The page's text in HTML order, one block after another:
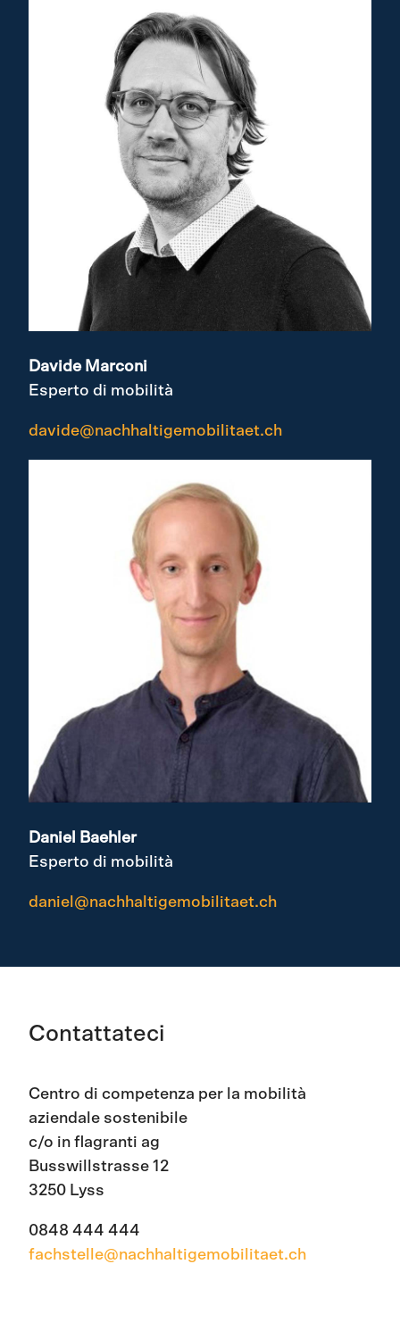
Davide Marconi
Esperto di mobilità
davide@nachhaltigemobilitaet.ch
Daniel Baehler
Esperto di mobilità
daniel@nachhaltigemobilitaet.ch
Contattateci
Centro di competenza per la mobilità
aziendale sostenibile
c/o in flagranti ag
Busswillstrasse 12
3250 Lyss
0848 444 444
fachstelle@nachhaltigemobilitaet.ch